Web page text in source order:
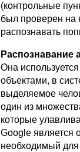
(контрольные
был проверен на
распознавать
Распознавание
Она
объектами, в
выделяемое
один из
которые
Google является
необходимый для